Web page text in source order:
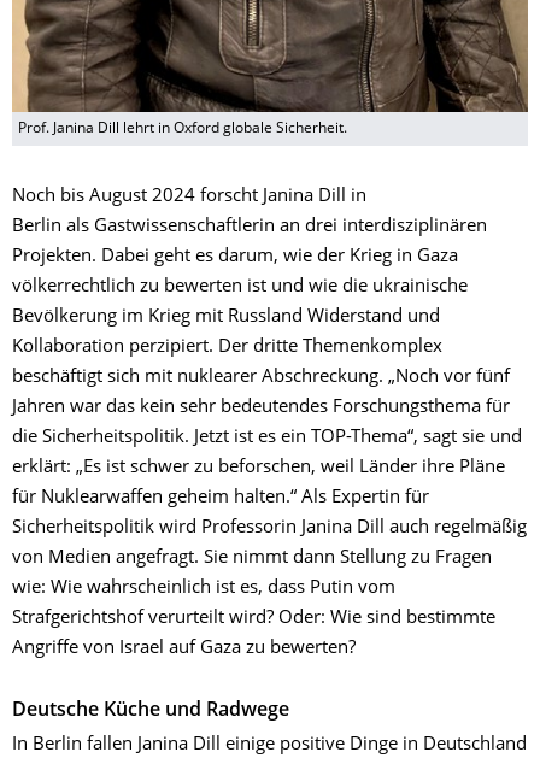
Prof. Janina Dill lehrt in Oxford globale Sicherheit.
Noch bis August 2024 forscht Janina Dill in
Berlin als Gastwissenschaftlerin an drei interdisziplinären
Projekten. Dabei geht es darum, wie der Krieg in Gaza
völkerrechtlich zu bewerten ist und wie die ukrainische
Bevölkerung im Krieg mit Russland Widerstand und
Kollaboration perzipiert. Der dritte Themenkomplex
beschäftigt sich mit nuklearer Abschreckung. „Noch vor fünf
Jahren war das kein sehr bedeutendes Forschungsthema für
die Sicherheitspolitik. Jetzt ist es ein TOP-Thema“, sagt sie und
erklärt: „Es ist schwer zu beforschen, weil Länder ihre Pläne
für Nuklearwaffen geheim halten.“ Als Expertin für
Sicherheitspolitik wird Professorin Janina Dill auch regelmäßig
von Medien angefragt. Sie nimmt dann Stellung zu Fragen
wie: Wie wahrscheinlich ist es, dass Putin vom
Strafgerichtshof verurteilt wird? Oder: Wie sind bestimmte
Angriffe von Israel auf Gaza zu bewerten?
Deutsche Küche und Radwege
In Berlin fallen Janina Dill einige positive Dinge in Deutschland